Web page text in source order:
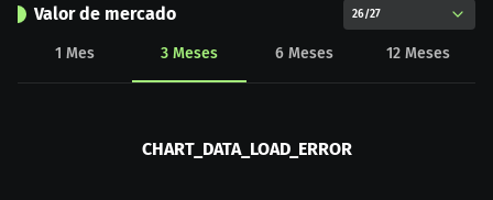
Valor de mercado 26/27
1 Mes 3 Meses 6 Meses 12 Meses
CHART_DATA_LOAD_ERROR